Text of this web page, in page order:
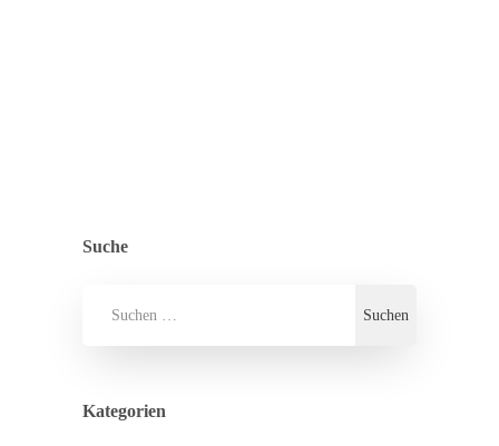
Suche
Kategorien